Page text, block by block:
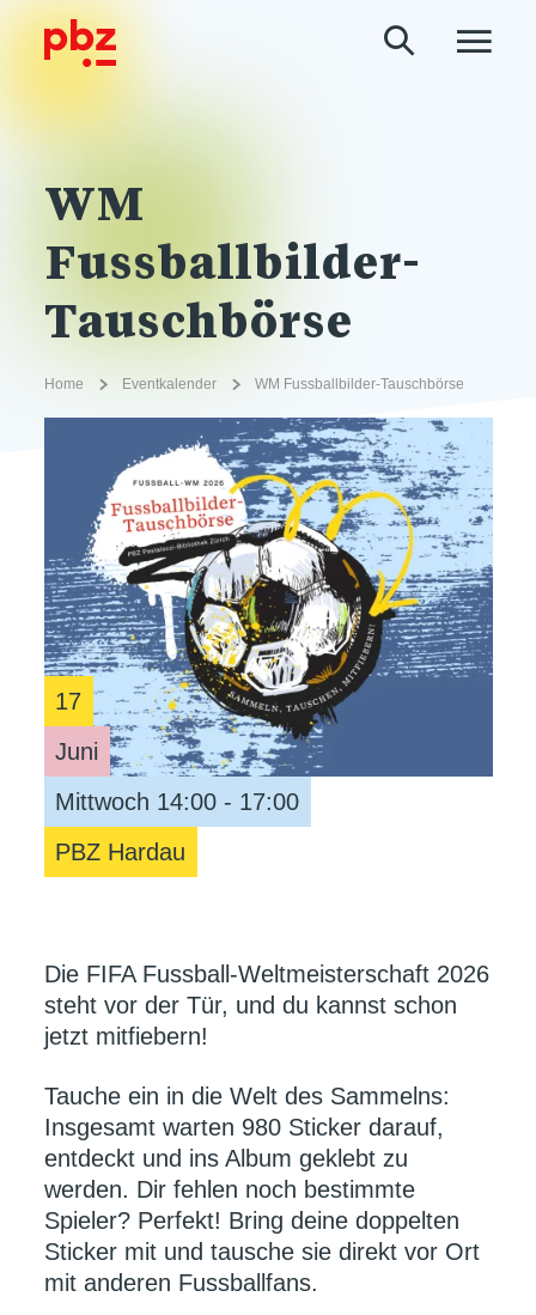
WM
Fussballbilder-
Tauschbörse
Home Eventkalender WM Fussballbilder-Tauschbörse
17
Juni
Mittwoch 14:00 - 17:00
PBZ Hardau
Die FIFA Fussball-Weltmeisterschaft 2026
steht vor der Tür, und du kannst schon
jetzt mitfiebern!
Tauche ein in die Welt des Sammelns:
Insgesamt warten 980 Sticker darauf,
entdeckt und ins Album geklebt zu
werden. Dir fehlen noch bestimmte
Spieler? Perfekt! Bring deine doppelten
Sticker mit und tausche sie direkt vor Ort
mit anderen Fussballfans.